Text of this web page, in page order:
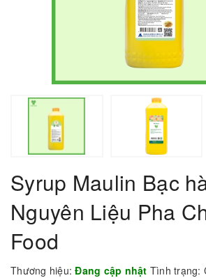
Syrup Maulin Bạc
Nguyên Liệu Pha
Food
Thương hiệu: Đang cập nhật Tình trạng: